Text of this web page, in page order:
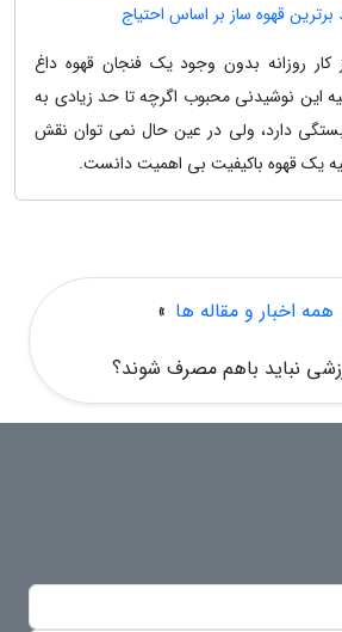
کار روزانه بدون وجود یک فنجان قهوه داغ
این نوشیدنی محبوب اگرچه تا حد زیادی به
بستگی دارد، ولی در عین حال نمی توان نقش
یک قهوه باکیفیت بی اهمیت دانست.
همه اخبار و مقاله ها »
نباید باهم مصرف شوند؟